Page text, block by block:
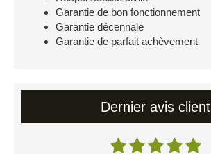
Garantie de bon fonctionnement
Garantie décennale
Garantie de parfait achèvement
Dernier avis client